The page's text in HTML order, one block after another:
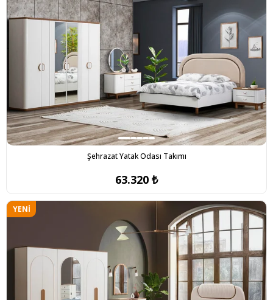
Şehrazat Yatak Odası Takımı
63.320 ₺
YENI